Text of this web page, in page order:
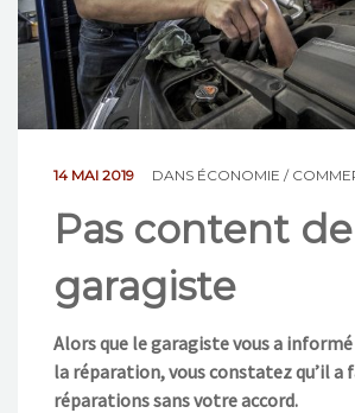
CONTACT
14 MAI 2019 DANS ÉCONOMIE /
Pas content
garagiste
Alors que le garagiste vous a
la réparation, vous constatez qu’il a
réparations sans votre accord.